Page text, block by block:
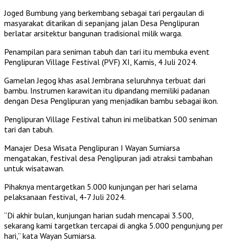
Joged Bumbung yang berkembang sebagai tari pergaulan di
masyarakat ditarikan di sepanjang jalan Desa Penglipuran
berlatar arsitektur bangunan tradisional milik warga.
Penampilan para seniman tabuh dan tari itu membuka event
Penglipuran Village Festival (PVF) XI, Kamis, 4 Juli 2024.
Gamelan Jegog khas asal Jembrana seluruhnya terbuat dari
bambu. Instrumen karawitan itu dipandang memiliki padanan
dengan Desa Penglipuran yang menjadikan bambu sebagai ikon.
Penglipuran Village Festival tahun ini melibatkan 500 seniman
tari dan tabuh.
Manajer Desa Wisata Penglipuran I Wayan Sumiarsa
mengatakan, festival desa Penglipuran jadi atraksi tambahan
untuk wisatawan.
Pihaknya mentargetkan 5.000 kunjungan per hari selama
pelaksanaan festival, 4-7 Juli 2024.
“Di akhir bulan, kunjungan harian sudah mencapai 3.500,
sekarang kami targetkan tercapai di angka 5.000 pengunjung per
hari,” kata Wayan Sumiarsa.